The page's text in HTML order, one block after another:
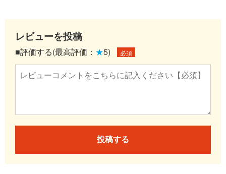
レビューを投稿
■評価する(最高評価： ★5) 必須
投稿する